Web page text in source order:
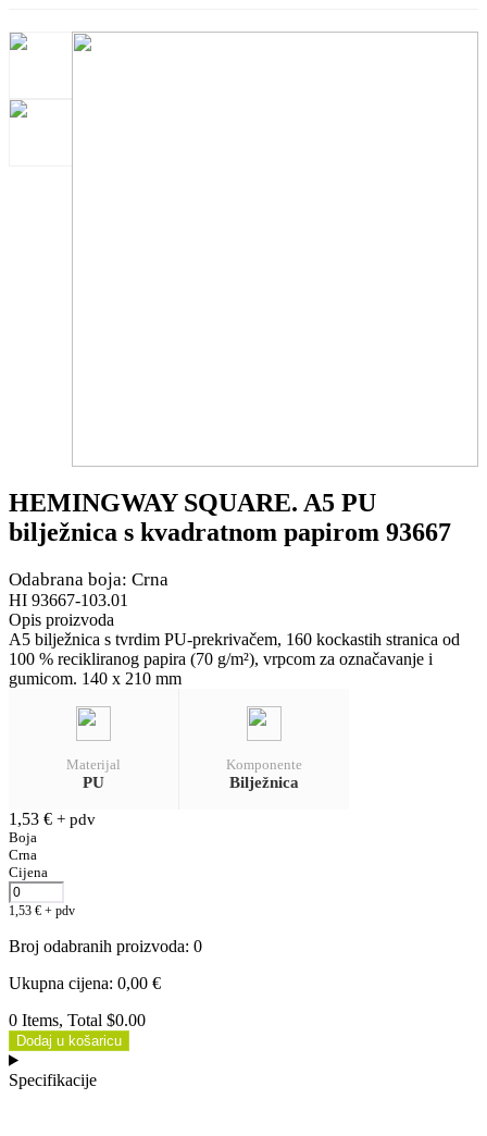
HEMINGWAY SQUARE. A5 PU
bilježnica s kvadratnom papirom 93667
Odabrana boja: Crna
HI 93667-103.01
Opis proizvoda
A5 bilježnica s tvrdim PU-prekrivačem, 160 kockastih stranica od
100 % recikliranog papira (70 g/m²), vrpcom za označavanje i
gumicom. 140 x 210 mm
Materijal
PU
Komponente
Bilježnica
1,53 € + pdv
Boja
Crna
Cijena
1,53 € + pdv
Broj odabranih proizvoda: 0
Ukupna cijena: 0,00 €
0 Items, Total $0.00
Dodaj u košaricu
Specifikacije